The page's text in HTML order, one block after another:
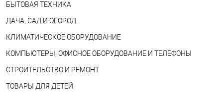
БЫТОВАЯ ТЕХНИКА
ДАЧА, САД И ОГОРОД
КЛИМАТИЧЕСКОЕ ОБОРУДОВАНИЕ
КОМПЬЮТЕРЫ, ОФИСНОЕ ОБОРУДОВАНИЕ И ТЕЛЕФОНЫ
СТРОИТЕЛЬСТВО И РЕМОНТ
ТОВАРЫ ДЛЯ ДЕТЕЙ